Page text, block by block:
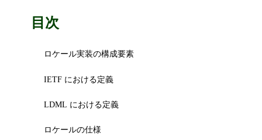
目次
ロケール実装の構成要素
IETF における定義
LDML における定義
ロケールの仕様